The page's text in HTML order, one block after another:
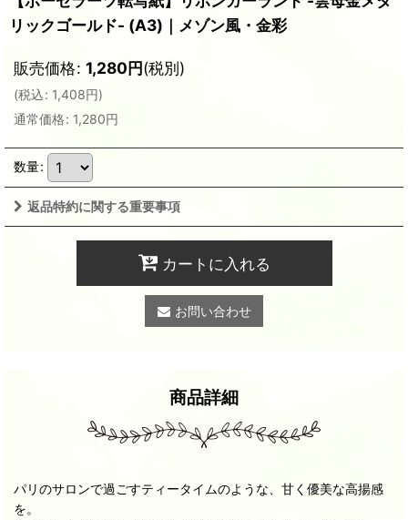
リックゴールド- (A3)｜メゾン風・金彩
販売価格: 1,280円(税別)
(税込: 1,408円)
通常価格: 1,280円
数量:
返品特約に関する重要事項
カートに入れる
お問い合わせ
商品詳細
パリのサロンで過ごすティータイムのような、甘く優美な高揚感
を。